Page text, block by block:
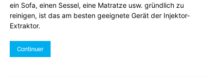
ein Sofa, einen Sessel, eine Matratze usw. gründlich zu
reinigen, ist das am besten geeignete Gerät der Injektor-
Extraktor.
Continuer